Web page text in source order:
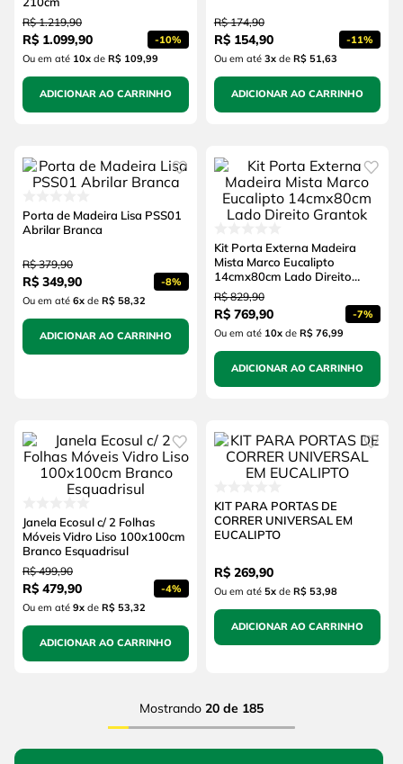
R$ 1.219,90
R$ 1.099,90 -10%
Ou em até 10xde R$ 109,99
ADICIONAR AO CARRINHO
R$ 174,90
R$ 154,90 -11%
Ou em até 3xde R$ 51,63
ADICIONAR AO CARRINHO
Porta de Madeira Lisa PSS01
Abrilar Branca
R$ 379,90
R$ 349,90 -8%
Ou em até 6xde R$ 58,32
ADICIONAR AO CARRINHO
Kit Porta Externa Madeira
Mista Marco Eucalipto
14cmx80cm Lado Direito
Grantok
R$ 829,90
R$ 769,90 -7%
Ou em até 10xde R$ 76,99
ADICIONAR AO CARRINHO
Janela Ecosul c/ 2 Folhas
Móveis Vidro Liso 100x100cm
Branco Esquadrisul
R$ 499,90
R$ 479,90 -4%
Ou em até 9xde R$ 53,32
ADICIONAR AO CARRINHO
KIT PARA PORTAS DE
CORRER UNIVERSAL EM
EUCALIPTO
R$ 269,90
Ou em até 5xde R$ 53,98
ADICIONAR AO CARRINHO
Mostrando 20 de 185